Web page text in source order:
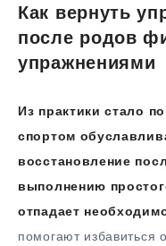
Как вернуть
после родов
упражнениями
Из практики стало
спортом
восстановление
выполнению
отпадает
помогают избавиться